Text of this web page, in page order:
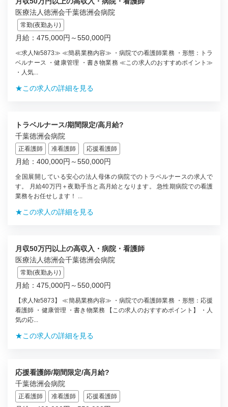
医療法人徳洲会千葉徳洲会病院
常勤(夜勤あり)
月給：475,000円～550,000円
≪求人№5873≫ ≪簡易業務内容≫ ・病院での看護師業務 ・形態：トラ
ベルナース ・健康管理 ・書き物業務 ≪この求人のおすすめポイント≫
・人気...
★この求人の詳細を見る
トラベルナース/期間限定/高月給?
千葉徳洲会病院
正看護師 准看護師 応援看護師
月給：400,000円～550,000円
全国展開している安心の法人母体の病院でのトラベルナースの求人で
す。 月給40万円＋夜勤手当と高月給となります。 急性期病院での看護
業務をお任せします！ ...
★この求人の詳細を見る
月収50万円以上の高収入・病院・看護師
医療法人徳洲会千葉徳洲会病院
常勤(夜勤あり)
月給：475,000円～550,000円
【求人№5873】 ≪簡易業務内容≫ ・病院での看護師業務 ・形態：応援
看護師 ・健康管理 ・書き物業務 【この求人のおすすめポイント】 ・人
気の応...
★この求人の詳細を見る
応援看護師/期間限定/高月給?
千葉徳洲会病院
正看護師 准看護師 応援看護師